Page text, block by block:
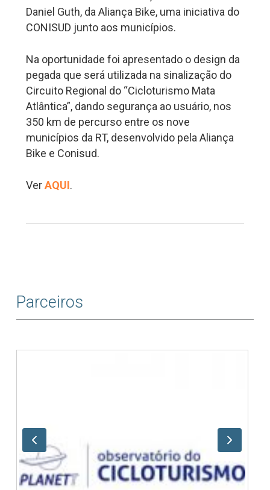
Daniel Guth, da Aliança Bike, uma iniciativa do
CONISUD junto aos municípios.
Na oportunidade foi apresentado o design da
pegada que será utilizada na sinalização do
Circuito Regional do “Cicloturismo Mata
Atlântica”, dando segurança ao usuário, nos
350 km de percurso entre os nove
municípios da RT, desenvolvido pela Aliança
Bike e Conisud.
VerAQUI.
Parceiros